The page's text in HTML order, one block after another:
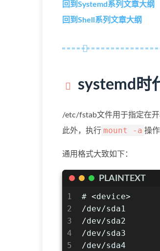
回到Systemd系列文章大纲
回到Shell系列文章大纲
systemd时
/etc/fstab文件用于指定在
此外，执行 mount -a 操
通用格式大致如下：
PLAINTEXT
1
2
3
4
5
# <device>
/dev/sda1
/dev/sda2
/dev/sda3
/dev/sda4